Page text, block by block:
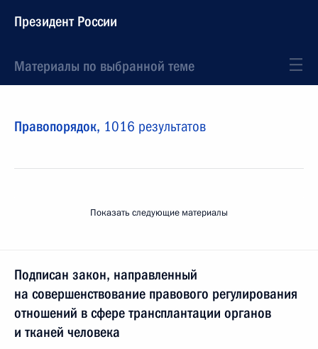
Президент России
Материалы по выбранной теме
Правопорядок, 1016 результатов
Показать следующие материалы
Подписан закон, направленный
на совершенствование правового регулирования
отношений в сфере трансплантации органов
и тканей человека